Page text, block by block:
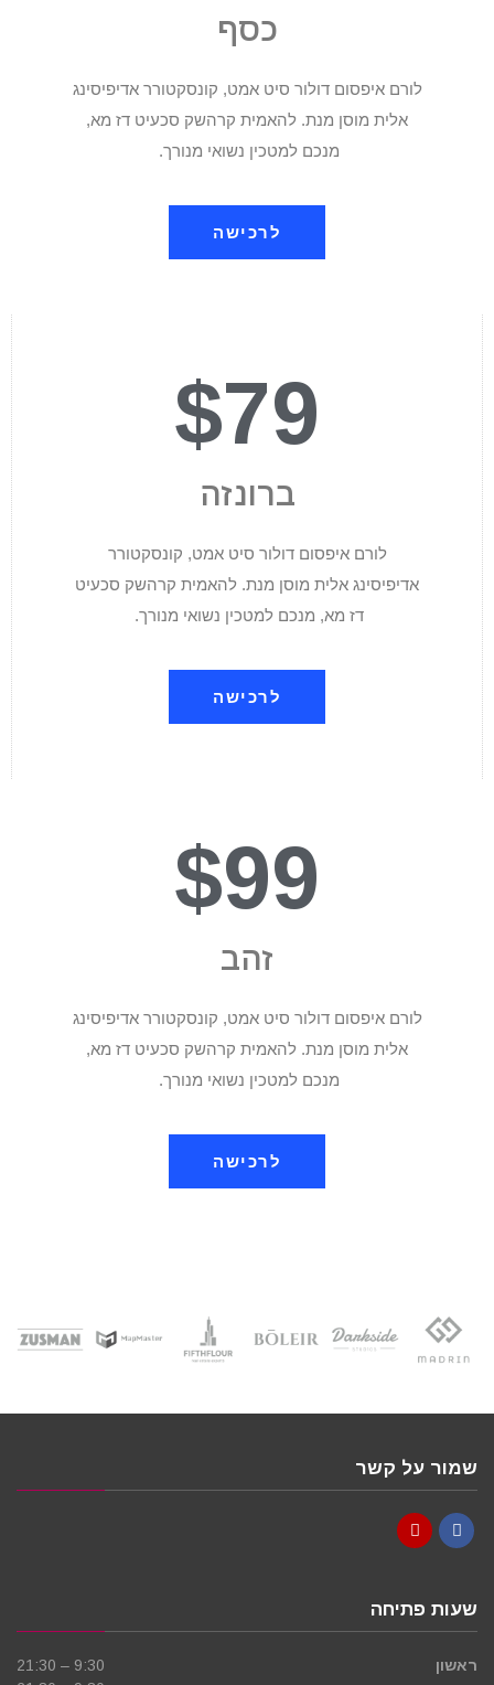
כסף
לורם איפסום דולור סיט אמט, קונסקטורר אדיפיסינג
אלית מוסן מנת. להאמית קרהשק סכעיט דז מא,
מנכם למטכין נשואי מנורך.
לרכישה
$79
ברונזה
לורם איפסום דולור סיט אמט, קונסקטורר
אדיפיסינג אלית מוסן מנת. להאמית קרהשק סכעיט
דז מא, מנכם למטכין נשואי מנורך.
לרכישה
$99
זהב
לורם איפסום דולור סיט אמט, קונסקטורר אדיפיסינג
אלית מוסן מנת. להאמית קרהשק סכעיט דז מא,
מנכם למטכין נשואי מנורך.
לרכישה
שמור על קשר
שעות פתיחה
ראשון
9:30 – 21:30